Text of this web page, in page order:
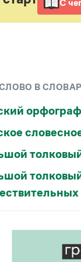
Рекомендуем
Интерактивные
Скороговорки
Научпоп
Учебники и
В